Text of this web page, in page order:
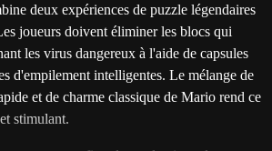
deux expériences de puzzle légendaires
joueurs doivent éliminer les blocs qui
les virus dangereux à l'aide de capsules
d'empilement intelligentes. Le mélange de
et de charme classique de Mario rend ce
stimulant.